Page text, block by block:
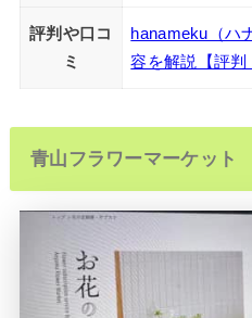
評判や口コ
ミ
hanameku（ハ
容を解説【評判
青山フラワーマーケット